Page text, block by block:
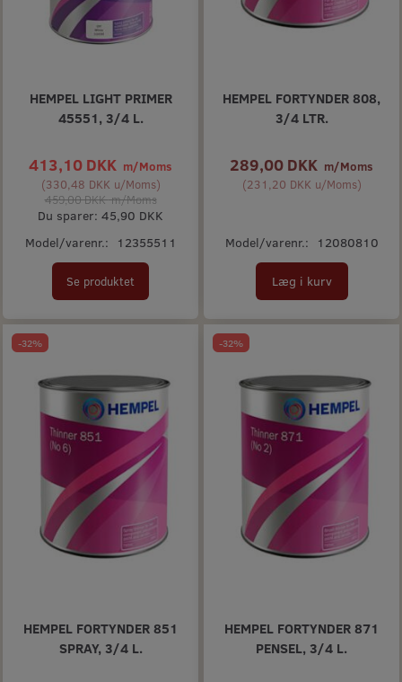
HEMPEL LIGHT PRIMER
45551, 3/4 L.
413,10 DKK m/Moms
(330,48 DKK u/Moms)
459,00 DKKm/Moms
Du sparer: 45,90 DKK
Model/varenr.:
12355511
Se produktet
HEMPEL FORTYNDER 808,
3/4 LTR.
289,00 DKK m/Moms
(231,20 DKK u/Moms)
Model/varenr.: 12080810
Læg i kurv
-32%
HEMPEL FORTYNDER 851
SPRAY, 3/4 L.
-32%
HEMPEL FORTYNDER 871
PENSEL, 3/4 L.